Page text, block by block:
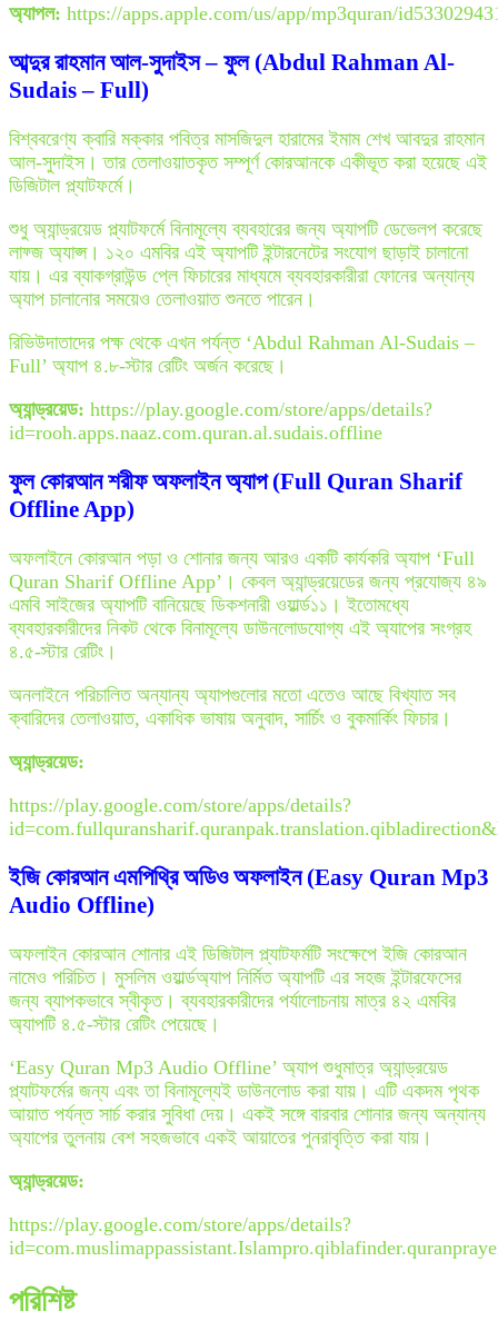
অ্যাপল: https://apps.apple.com/us/app/mp3quran/
আব্দুর রাহমান আল-সুদাইস – ফুল (Abdul Rahman Al-
Sudais – Full)
বিশ্ববরেণ্য ক্বারি মক্কার পবিত্র মাসজিদুল হারামের ইমাম শেখ আবদুর রাহমান
আল-সুদাইস। তার তেলাওয়াতকৃত সম্পূর্ণ কোরআনকে একীভূত করা হয়েছে এই
ডিজিটাল প্ল্যাটফর্মে।
শুধু অ্যান্ড্রয়েড প্ল্যাটফর্মে বিনামূল্যে ব্যবহারের জন্য অ্যাপটি ডেভেলপ করেছে
লাফ্জ অ্যাপ্স। ১২০ এমবির এই অ্যাপটি ইন্টারনেটের সংযোগ ছাড়াই চালানো
যায়। এর ব্যাকগ্রাউন্ড প্লে ফিচারের মাধ্যমে ব্যবহারকারীরা ফোনের অন্যান্য
অ্যাপ চালানোর সময়েও তেলাওয়াত শুনতে পারেন।
রিভিউদাতাদের পক্ষ থেকে এখন পর্যন্ত ‘Abdul Rahman Al-Sudais –
Full’ অ্যাপ ৪.৮-স্টার রেটিং অর্জন করেছে।
অ্যান্ড্রয়েড: https://play.google.com/store/apps/details?
id=rooh.apps.naaz.com.quran.al.sudais.offline
ফুল কোরআন শরীফ অফলাইন অ্যাপ (Full Quran Sharif
Offline App)
অফলাইনে কোরআন পড়া ও শোনার জন্য আরও একটি কার্যকরি অ্যাপ ‘Full
Quran Sharif Offline App’। কেবল অ্যান্ড্রয়েডের জন্য প্রযোজ্য ৪৯
এমবি সাইজের অ্যাপটি বানিয়েছে ডিকশনারী ওয়ার্ল্ড১১। ইতোমধ্যে
ব্যবহারকারীদের নিকট থেকে বিনামূল্যে ডাউনলোডযোগ্য এই অ্যাপের সংগ্রহ
৪.৫-স্টার রেটিং।
অনলাইনে পরিচালিত অন্যান্য অ্যাপগুলোর মতো এতেও আছে বিখ্যাত সব
ক্বারিদের তেলাওয়াত, একাধিক ভাষায় অনুবাদ, সার্চিং ও বুকমার্কিং ফিচার।
অ্যান্ড্রয়েড:
https://play.google.com/store/apps/details?
ইজি কোরআন এমপিথ্রি অডিও অফলাইন (Easy Quran Mp3
Audio Offline)
অফলাইন কোরআন শোনার এই ডিজিটাল প্ল্যাটফর্মটি সংক্ষেপে ইজি কোরআন
নামেও পরিচিত। মুসলিম ওয়ার্ল্ডঅ্যাপ নির্মিত অ্যাপটি এর সহজ ইন্টারফেসের
জন্য ব্যাপকভাবে স্বীকৃত। ব্যবহারকারীদের পর্যালোচনায় মাত্র ৪২ এমবির
অ্যাপটি ৪.৫-স্টার রেটিং পেয়েছে।
‘Easy Quran Mp3 Audio Offline’ অ্যাপ শুধুমাত্র অ্যান্ড্রয়েড
প্ল্যাটফর্মের জন্য এবং তা বিনামূল্যেই ডাউনলোড করা যায়। এটি একদম পৃথক
আয়াত পর্যন্ত সার্চ করার সুবিধা দেয়। একই সঙ্গে বারবার শোনার জন্য অন্যান্য
অ্যাপের তুলনায় বেশ সহজভাবে একই আয়াতের পুনরাবৃত্তি করা যায়।
অ্যান্ড্রয়েড:
https://play.google.com/store/apps/details?
পরিশিষ্ট